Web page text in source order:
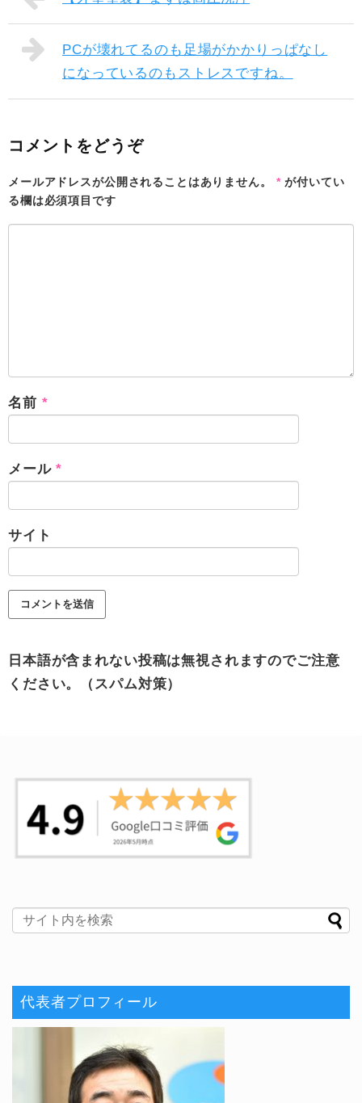
PCが壊れてるのも足場がかかりっぱなし
になっているのもストレスですね。
コメントをどうぞ
メールアドレスが公開されることはありません。 *が付いてい
る欄は必須項目です
名前 *
メール*
サイト
日本語が含まれない投稿は無視されますのでご注意
ください。（スパム対策）
代表者プロフィール